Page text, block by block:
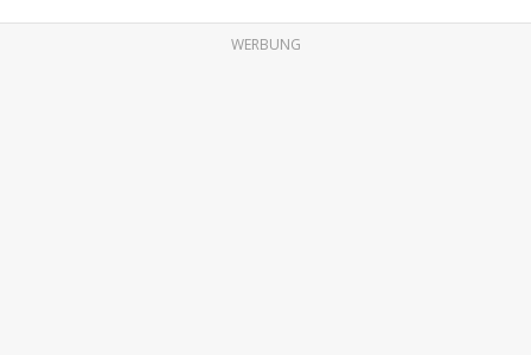
WERBUNG